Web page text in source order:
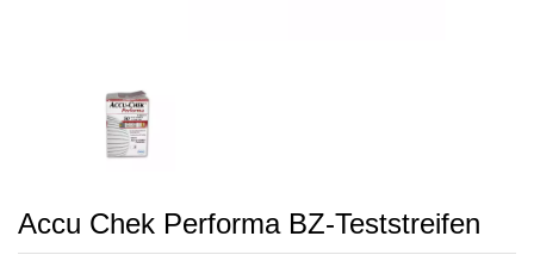
Accu Chek Performa BZ-Teststreifen